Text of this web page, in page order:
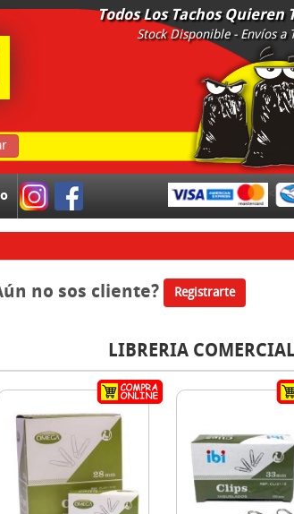
Todos Los Tachos Quieren
Stock Disponible - Envíos a
no sos cliente? Registrarte
LIBRERIA